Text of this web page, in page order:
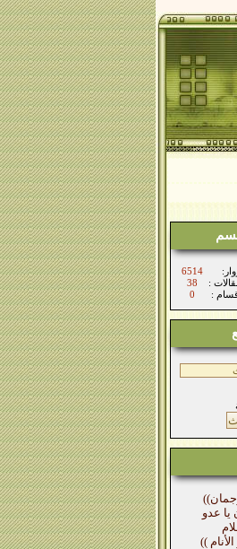
فرج الأصفر نتمنى لكم طيب الاقامة بيننا
6514
38
0
((هذا ترجمان
يا عدو
(( تعطير الأنام